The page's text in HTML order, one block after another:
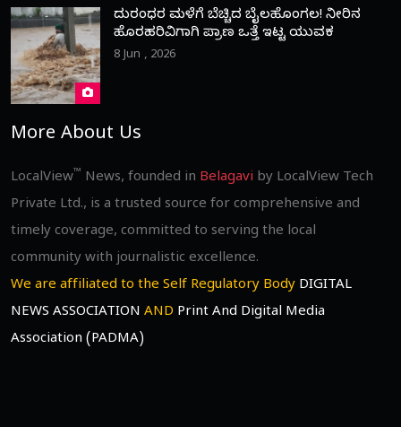
ದುರಂಧರ ಮಳೆಗೆ ಬೆಚ್ಚಿದ ಬೈಲಹೊಂಗಲ! ನೀರಿನ
ಹೊರಹರಿವಿಗಾಗಿ ಪ್ರಾಣ ಒತ್ತೆ ಇಟ್ಟ ಯುವಕ
8 Jun , 2026
More About Us
LocalView™ News, founded in Belagavi by LocalView Tech
Private Ltd., is a trusted source for comprehensive and
timely coverage, committed to serving the local
community with journalistic excellence.
We are affiliated to the Self Regulatory Body DIGITAL
NEWS ASSOCIATION AND Print And Digital Media
Association (PADMA)